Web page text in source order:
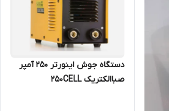
دستگاه جوش اینورتر 250 آمپر
صباالکتریک 250CELL